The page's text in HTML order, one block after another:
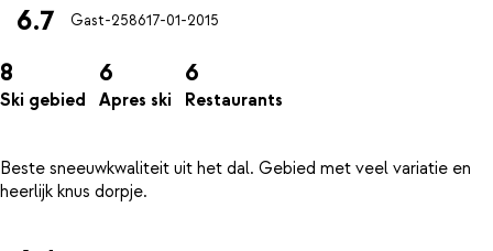
6.7 Gast-258617-01-2015
8
Ski gebied
6
Apres ski
6
Restaurants
Beste sneeuwkwaliteit uit het dal. Gebied met veel variatie en